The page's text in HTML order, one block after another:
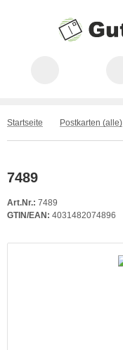
Startseite Postkarten (alle)
7489
Art.Nr.: 7489
GTIN/EAN: 4031482074896